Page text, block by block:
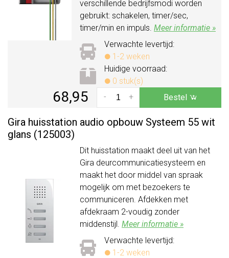
verschillende bedrijfsmodi worden
gebruikt: schakelen, timer/sec,
timer/min en impuls. Meer informatie »
Verwachte levertijd:
1-2 weken
Huidige voorraad:
0 stuk(s)
68,95 +
- Bestel
Gira huisstation audio opbouw Systeem 55 wit
glans (125003)
Dit huisstation maakt deel uit van het
Gira deurcommunicatiesysteem en
maakt het door middel van spraak
mogelijk om met bezoekers te
communiceren. Afdekken met
afdekraam 2-voudig zonder
middenstijl. Meer informatie »
Verwachte levertijd:
1-2 weken